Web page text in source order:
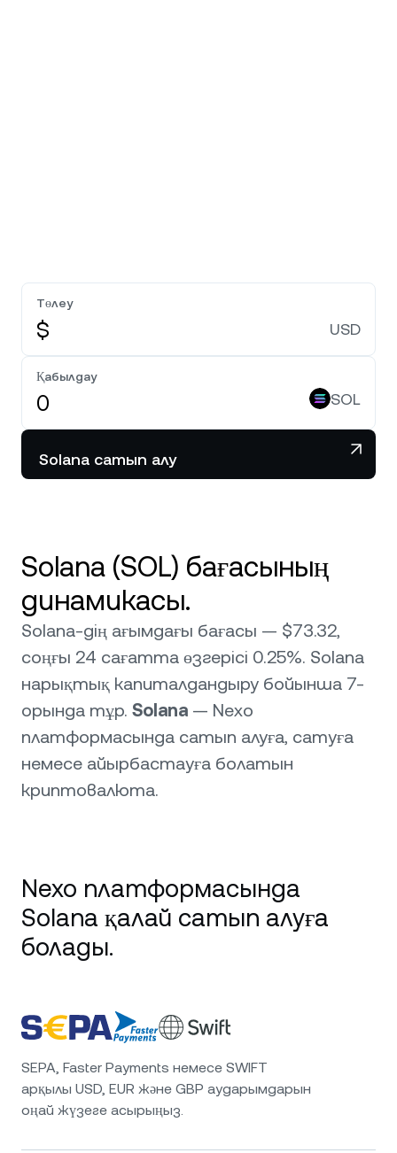
Төлеу
$ USD
Қабылдау
SOL
Solana сатып алу
Solana (SOL) бағасының
динамикасы.
Solana-дің ағымдағы бағасы — $73.32,
соңғы 24 сағатта өзгерісі 0.25%. Solana
нарықтық капиталдандыру бойынша 7-
орында тұр. Solana — Nexo
платформасында сатып алуға, сатуға
немесе айырбастауға болатын
криптовалюта.
Nexo платформасында
Solana қалай сатып алуға
болады.
SEPA, Faster Payments немесе SWIFT
арқылы USD, EUR және GBP аударымдарын
оңай жүзеге асырыңыз.